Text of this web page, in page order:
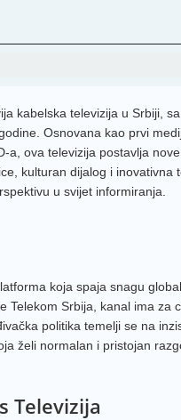
kabelska televizija u Srbiji,
Osnovana kao prvi
a, ova televizija postavlja
kulturan dijalog i inovativna
u svijet informiranja.
koja spaja snagu
Srbija, kanal ima za
politika temelji se na
želi normalan i pristojan
Televizija